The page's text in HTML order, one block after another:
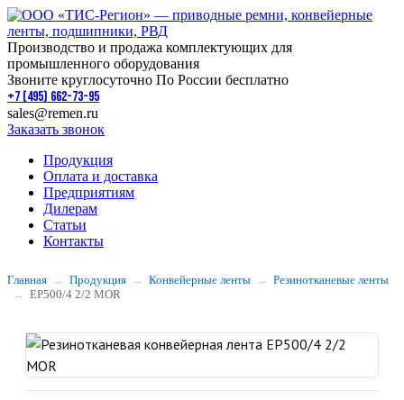
Производство и продажа комплектующих для
промышленного оборудования
Звоните круглосуточно По России бесплатно
+7 (495) 662-73-95
sales@remen.ru
Заказать звонок
Продукция
Оплата и доставка
Предприятиям
Дилерам
Статьи
Контакты
Главная Продукция Конвейерные ленты
Резинотканевые ленты
EP500/4 2/2 MOR